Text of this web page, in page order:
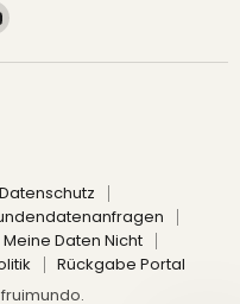
Finden
uns
Datenschutz
Daten Nicht
Rückgabe Portal